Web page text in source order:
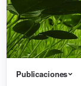
Publicaciones